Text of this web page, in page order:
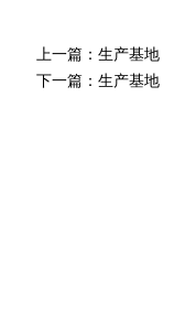
上一篇：生产基地
下一篇：生产基地